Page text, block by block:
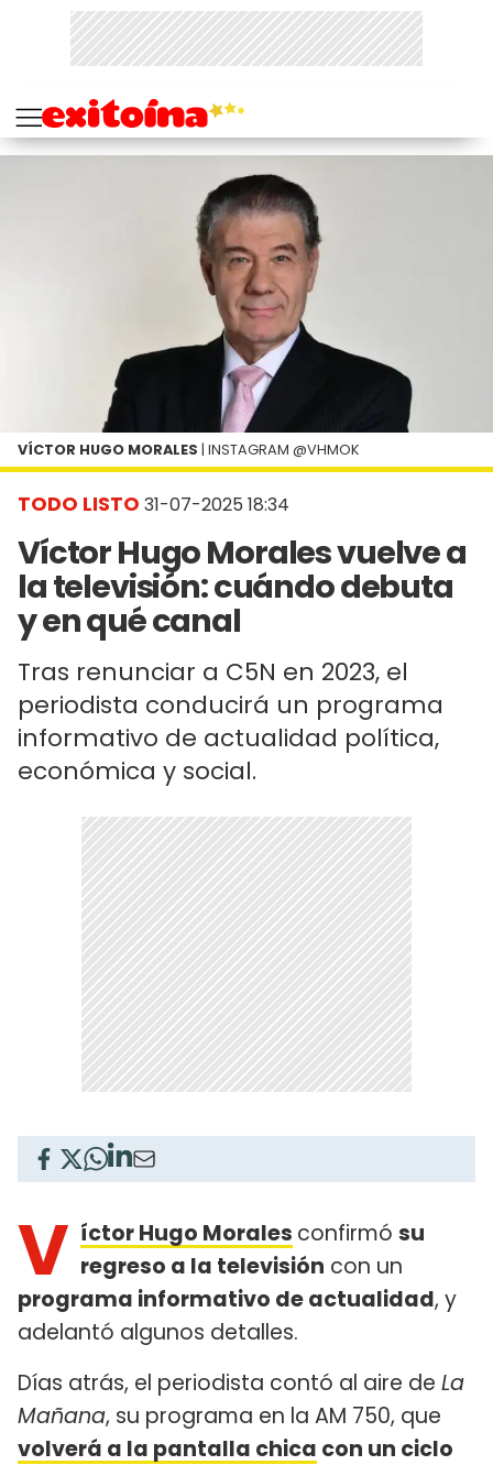
TODO LISTO 31-07-2025 18:34
Víctor Hugo Morales vuelve a
la televisión: cuándo debuta
y en qué canal
Tras renunciar a C5N en 2023, el
periodista conducirá un programa
informativo de actualidad política,
económica y social.
VÍCTOR HUGO MORALES | INSTAGRAM @VHMOK
V íctor Hugo Morales confirmó su
regreso a la televisión con un
programa informativo de actualidad, y
adelantó algunos detalles.
Días atrás, el periodista contó al aire de La
Mañana, su programa en la AM 750, que
volverá a la pantalla chica con un ciclo